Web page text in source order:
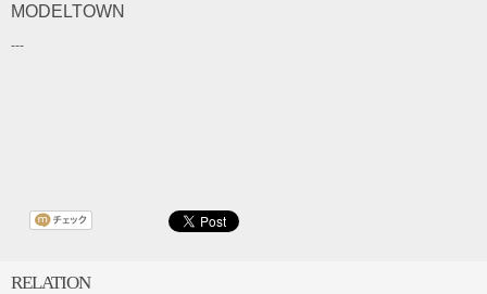
MODELTOWN
---
RELATION